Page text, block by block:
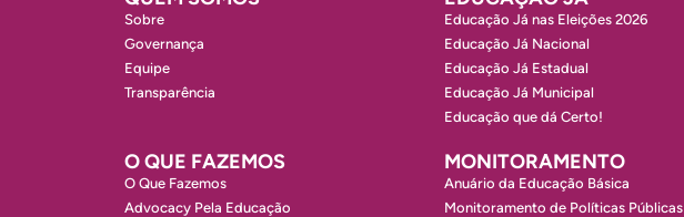
Sobre
Governança
Equipe
Transparência
Educação Já nas Eleições 2026
Educação Já Nacional
Educação Já Estadual
Educação Já Municipal
Educação que dá Certo!
O QUE FAZEMOS
O Que Fazemos
Advocacy Pela Educação
MONITORAMENTO
Anuário da Educação Básica
Monitoramento de Políticas Públicas